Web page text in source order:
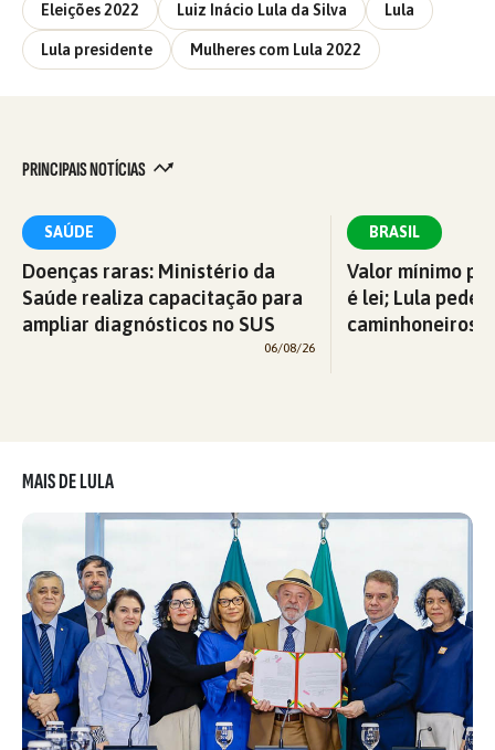
Eleições 2022 Luiz Inácio Lula da Silva Lula
Lula presidente Mulheres com Lula 2022
PRINCIPAIS NOTÍCIAS
SAÚDE
Doenças raras: Ministério da
Saúde realiza capacitação para
ampliar diagnósticos no SUS
06/08/26
BRASIL
Valor mínimo
é lei; Lula pede
caminhoneiros
MAIS DE LULA